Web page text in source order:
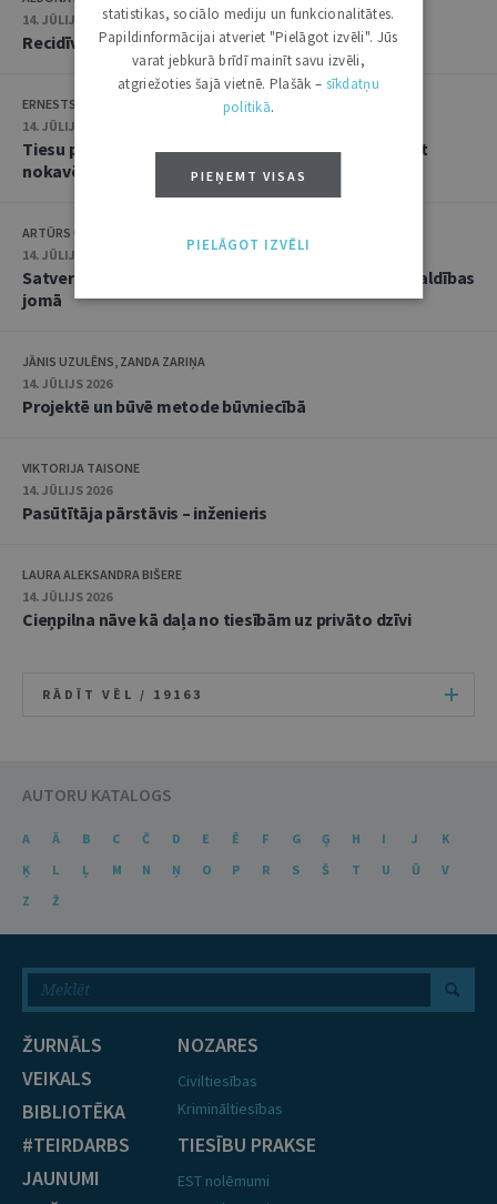
14. JŪLIJS 2026
Recidīvs krimināltiesisko zinātņu skatījumā
ERNESTS GRABUSTS
14. JŪLIJS 2026
Tiesu prakse lietās par iestādes atteikumu atjaunot
nokavēto procesuālo termiņu
ARTŪRS CAICS, RĒZIJA GAUJERE
14. JŪLIJS 2026
Satversmes tiesas jaunākā judikatūra trokšņa pārvaldības
jomā
JĀNIS UZULĒNS, ZANDA ZARIŅA
14. JŪLIJS 2026
Projektē un būvē metode būvniecībā
VIKTORIJA TAISONE
14. JŪLIJS 2026
Pasūtītāja pārstāvis – inženieris
LAURA ALEKSANDRA BIŠERE
14. JŪLIJS 2026
Cieņpilna nāve kā daļa no tiesībām uz privāto dzīvi
RĀDĪT VĒL / 19163
AUTORU KATALOGS
A Ā B C Č D E Ē F G Ģ H I J
K
Ķ
L Ļ M N Ņ O P R S Š T U Ū
V
Z
Ž
ŽURNĀLS
VEIKALS
BIBLIOTĒKA
#TEIRDARBS
JAUNUMI
NOZARES
Civiltiesības
Krimināltiesības
TIESĪBU PRAKSE
EST nolēmumi
statistikas, sociālo mediju un funkcionalitātes.
Papildinformācijai atveriet "Pielāgot izvēli". Jūs
varat jebkurā brīdī mainīt savu izvēli,
atgriežoties šajā vietnē. Plašāk – sīkdatņu
politikā.
PIEŅEMT VISAS
PIELĀGOT IZVĒLI